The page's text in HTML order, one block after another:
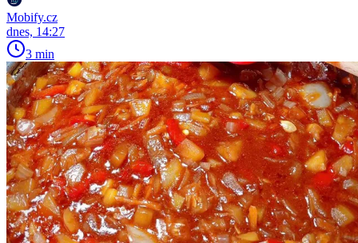
Mobify.cz
dnes, 14:27
3 min